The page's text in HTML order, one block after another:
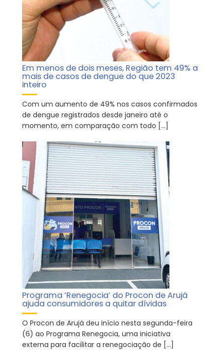
Em menos de dois meses, Região tem 49% a
mais de casos de dengue do que 2023
inteiro
Com um aumento de 49% nos casos confirmados
de dengue registrados desde janeiro até o
momento, em comparação com todo […]
Programa ‘Renegocia’ do Procon de Arujá
ajuda consumidores a quitar dívidas
O Procon de Arujá deu início nesta segunda-feira
(6) ao Programa Renegocia, uma iniciativa
externa para facilitar a renegociação de […]